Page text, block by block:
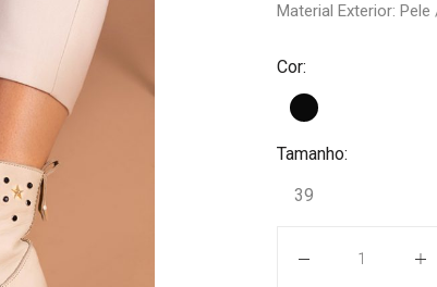
Material Exterior:
Cor:
Tamanho:
39